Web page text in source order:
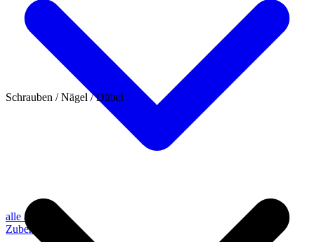
alle anzeigen
Zubehör
Schrauben / Nägel / Dübel